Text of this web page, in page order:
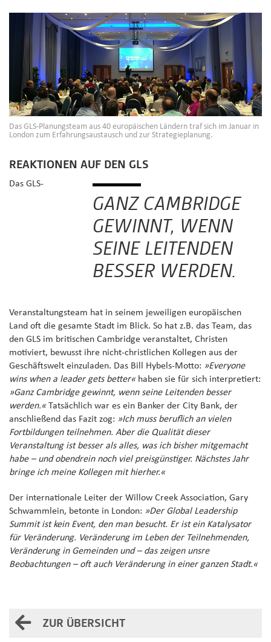
ZUR ÜBERSICHT
Das GLS-Planungsteam aus 40 europäischen Ländern traf sich im Januar in
London zum Erfahrungsaustausch und zur Strategieplanung.
REAKTIONEN AUF DEN GLS
GANZ CAMBRIDGE
GEWINNT, WENN
SEINE LEITENDEN
BESSER WERDEN.
Das GLS-
Veranstaltungsteam hat in seinem jeweiligen europäischen
Land oft die gesamte Stadt im Blick. So hat z.B. das Team, das
den GLS im britischen Cambridge veranstaltet, Christen
motiviert, bewusst ihre nicht-christlichen Kollegen aus der
Geschäftswelt einzuladen. Das Bill Hybels-Motto: »Everyone
wins when a leader gets better« haben sie für sich interpretiert:
»Ganz Cambridge gewinnt, wenn seine Leitenden besser
werden.«Tatsächlich war es ein Banker der City Bank, der
anschließend das Fazit zog: »Ich muss beruflich an vielen
Fortbildungen teilnehmen. Aber die Qualität dieser
Veranstaltung ist besser als alles, was ich bisher mitgemacht
habe – und obendrein noch viel preisgünstiger. Nächstes Jahr
bringe ich meine Kollegen mit hierher.«
Der internationale Leiter der Willow Creek Association, Gary
Schwammlein, betonte in London: »Der Global Leadership
Summit ist kein Event, den man besucht. Er ist ein Katalysator
für Veränderung. Veränderung im Leben der Teilnehmenden,
Veränderung in Gemeinden und – das zeigen unsre
Beobachtungen – oft auch Veränderung in einer ganzen Stadt.«